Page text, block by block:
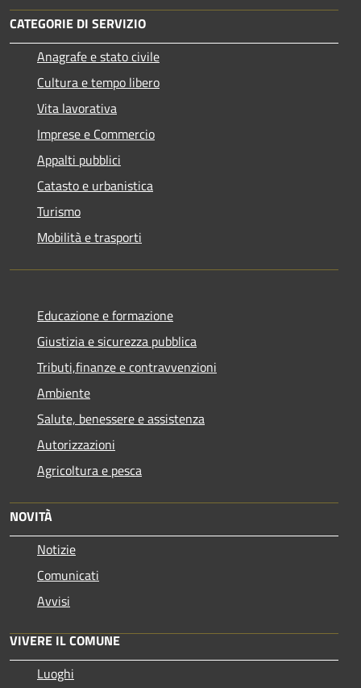
CATEGORIE DI SERVIZIO
Anagrafe e stato civile
Cultura e tempo libero
Vita lavorativa
Imprese e Commercio
Appalti pubblici
Catasto e urbanistica
Turismo
Mobilità e trasporti
Educazione e formazione
Giustizia e sicurezza pubblica
Tributi,finanze e contravvenzioni
Ambiente
Salute, benessere e assistenza
Autorizzazioni
Agricoltura e pesca
NOVITÀ
Notizie
Comunicati
Avvisi
VIVERE IL COMUNE
Luoghi